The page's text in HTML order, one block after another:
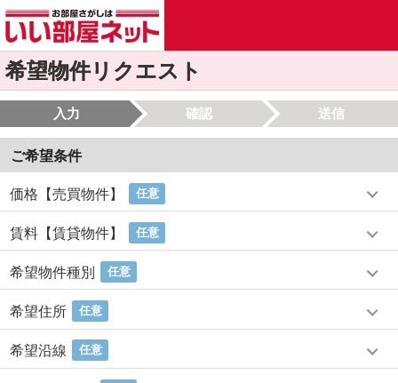
希望物件リクエスト
入力 確認 送信
ご希望条件
価格【売買物件】 任意
賃料【賃貸物件】 任意
希望物件種別 任意
希望住所 任意
希望沿線 任意